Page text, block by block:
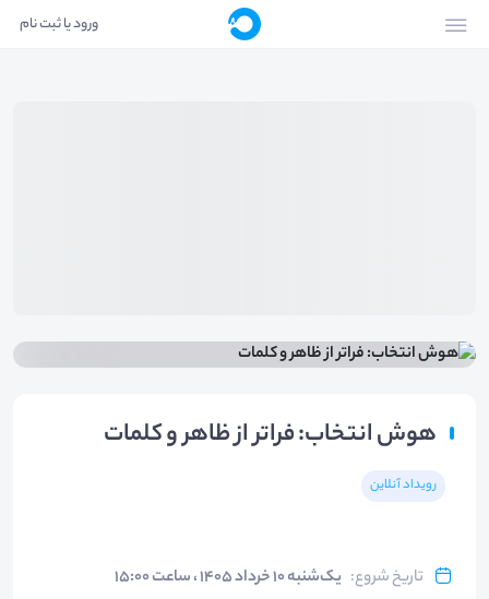
ورود یا ثبت نام
هوش انتخاب: فراتر از ظاهر و کلمات
رویداد آنلاین
تاریخ شروع: یک‌شنبه ۱۰ خرداد ۱۴۰۵ ، ساعت ۱۵:۰۰